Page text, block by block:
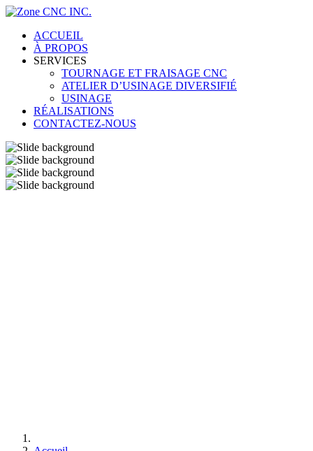
ACCUEIL
À PROPOS
SERVICES
TOURNAGE ET FRAISAGE CNC
ATELIER D’USINAGE DIVERSIFIÉ
USINAGE
RÉALISATIONS
CONTACTEZ-NOUS